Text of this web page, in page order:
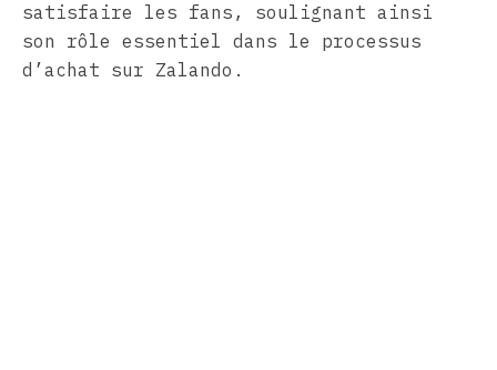
satisfaire les fans, soulignant ainsi
son rôle essentiel dans le processus
d’achat sur Zalando.